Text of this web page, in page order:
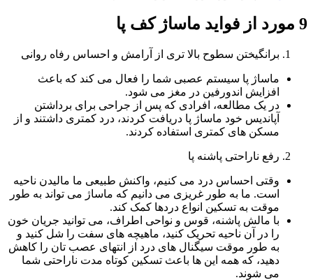
9 مورد از فواید ماساژ کف پا
برانگیختن سطوح بالا تری از آرامش و احساس رفاه روانی
ماساژ پا سیستم عصبی شما را فعال می ‌کند که باعث
افزایش اندورفین در مغز می ‌شود.
در یک مطالعه، افرادی که پس از جراحی برای برداشتن
آپاندیس خود ماساژ پا دریافت کردند، درد کمتری داشتند و از
مسکن های کمتری استفاده کردند.
رفع ناراحتی پاشنه پا
وقتی احساس درد می کنیم، واکنش طبیعی ما مالیدن ناحیه
است. ما به طور غریزی می دانیم که ماساژ می تواند به طور
موقت به تسکین انواع دردها کمک کند.
با مالش پاشنه، قوس و نواحی اطراف، می ‌توانید جریان خون
را در آن ناحیه تحریک کنید، ماهیچه ‌های سفت را شل کنید و
به طور موقت سیگنال ‌های درد از انتهای عصب ‌تان را کاهش
دهید، که همه این ‌ها باعث تسکین کوتاه مدت ناراحتی شما
می ‌شوند.